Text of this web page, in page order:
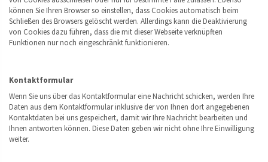
können Sie Ihren Browser so einstellen, dass Cookies automatisch beim
Schließen des Browsers gelöscht werden. Allerdings kann die Deaktivierung
von Cookies dazu führen, dass die mit dieser Webseite verknüpften
Funktionen nur noch eingeschränkt funktionieren.
Kontaktformular
Wenn Sie uns über das Kontaktformular eine Nachricht schicken, werden Ihre
Daten aus dem Kontaktformular inklusive der von Ihnen dort angegebenen
Kontaktdaten bei uns gespeichert, damit wir Ihre Nachricht bearbeiten und
Ihnen antworten können. Diese Daten geben wir nicht ohne Ihre Einwilligung
weiter.